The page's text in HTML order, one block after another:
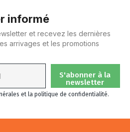
informé
et recevez les dernières
arrivages et les promotions
S'abonner à la
newsletter
et la politique de confidentialité.